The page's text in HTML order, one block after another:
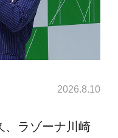
2026.8.10
、ラゾーナ川崎